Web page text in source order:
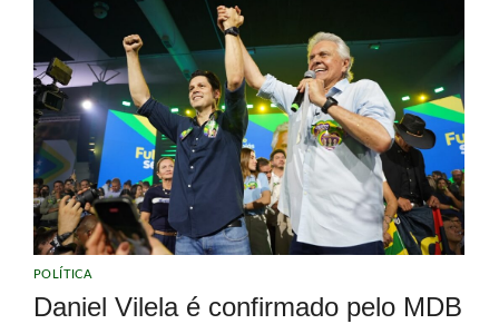
POLÍTICA
Daniel Vilela é confirmado pelo MDB